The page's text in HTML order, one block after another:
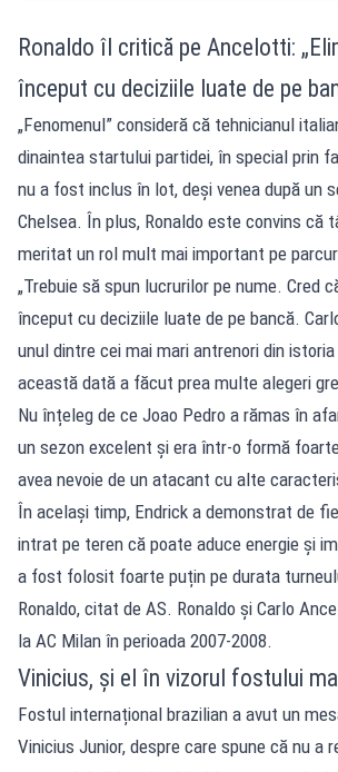
Ronaldo îl critică pe Ancelotti:
început cu deciziile luate de pe
„Fenomenul” consideră că tehnicianul
dinaintea startului partidei, în special prin
nu a fost inclus în lot, deși venea după un
Chelsea. În plus, Ronaldo este convins că
meritat un rol mult mai important pe
„Trebuie să spun lucrurilor pe nume. Cred
început cu deciziile luate de pe bancă.
unul dintre cei mai mari antrenori din
această dată a făcut prea multe alegeri
Nu înțeleg de ce Joao Pedro a rămas în
un sezon excelent și era într-o formă
avea nevoie de un atacant cu alte
În același timp, Endrick a demonstrat de
intrat pe teren că poate aduce energie și
a fost folosit foarte puțin pe durata
Ronaldo, citat de AS. Ronaldo și Carlo
la AC Milan în perioada 2007-2008.
Vinicius, și el în vizorul fostului
Fostul internațional brazilian a avut un
Vinicius Junior, despre care spune că nu a